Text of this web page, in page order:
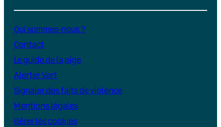
Qui sommes-nous ?
Contact
Le guide de la pige
Alerter Vert
Signaler des faits de violence
Mentions légales
Gérer les cookies